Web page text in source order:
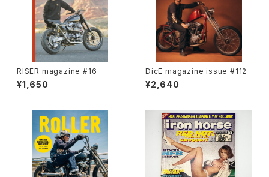
RISER magazine #16
¥1,650
DicE magazine issue #112
¥2,640